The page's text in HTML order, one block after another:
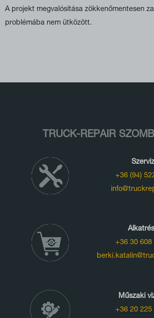
A projekt megvalósítása zökkenőmentesen
problémába nem ütközött.
TRUCK-REPAIR
Szerviz
+36 (94)
+36 30 608
Műszaki
+36 20 225